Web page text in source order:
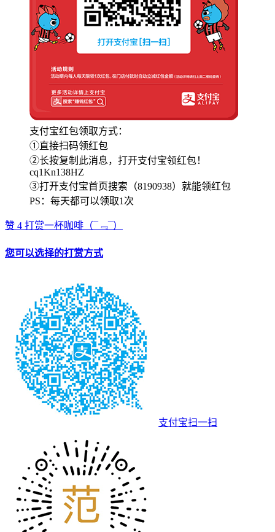
支付宝红包领取方式：
①直接扫码领红包
②长按复制此消息，打开支付宝领红包！
cq1Kn138HZ
③打开支付宝首页搜索（8190938）就能领红包
PS：每天都可以领取1次
赞 4 打赏一杯咖啡 （¯﹃¯）
您可以选择的打赏方式
支付宝扫一扫